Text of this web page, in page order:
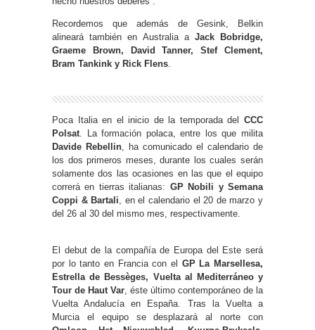
Recordemos que además de Gesink, Belkin
alineará también en Australia a Jack Bobridge,
Graeme Brown, David Tanner, Stef Clement,
Bram Tankink y Rick Flens.
Poca Italia en el inicio de la temporada del CCC
Polsat. La formación polaca, entre los que milita
Davide Rebellin, ha comunicado el calendario de
los dos primeros meses, durante los cuales serán
solamente dos las ocasiones en las que el equipo
correrá en tierras italianas: GP Nobili y Semana
Coppi & Bartali, en el calendario el 20 de marzo y
del 26 al 30 del mismo mes, respectivamente.
El debut de la compañía de Europa del Este será
por lo tanto en Francia con el GP La Marsellesa,
Estrella de Bessèges, Vuelta al Mediterráneo y
Tour de Haut Var, éste último contemporáneo de la
Vuelta Andalucía en España. Tras la Vuelta a
Murcia el equipo se desplazará al norte con